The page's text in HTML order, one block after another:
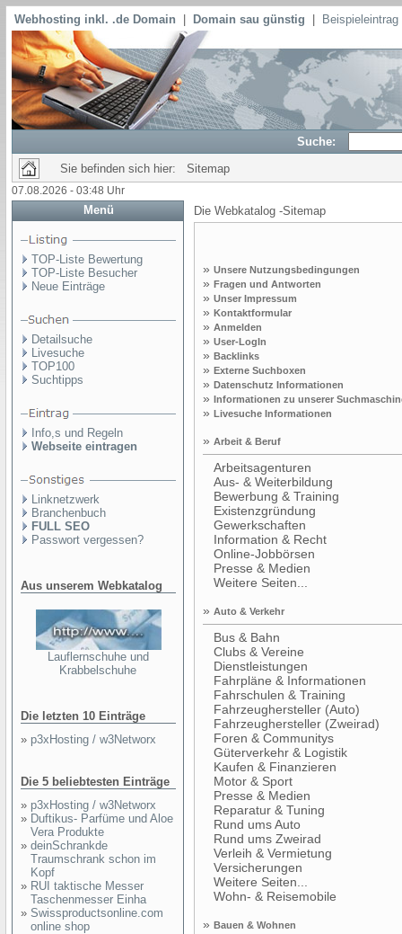
Webhosting inkl. .de Domain Domain sau günstig
Suche:
Sie befinden sich hier: Sitemap
07.08.2026 - 03:48 Uhr
Menü
TOP-Liste Bewertung
TOP-Liste Besucher
Neue Einträge
Detailsuche
Livesuche
TOP100
Suchtipps
Info,s und Regeln
Webseite eintragen
Linknetzwerk
Branchenbuch
FULL SEO
Passwort vergessen?
Aus unserem Webkatalog
Lauflernschuhe und
Krabbelschuhe
Die letzten 10 Einträge
» p3xHosting / w3Networx
Die 5 beliebtesten Einträge
» p3xHosting / w3Networx
» Duftikus- Parfüme und Aloe
Vera Produkte
» deinSchrankde
Traumschrank schon im
Kopf
» RUI taktische Messer
Taschenmesser Einha
» Swissproductsonline.com
online shop
Die Webkatalog -Sitemap
» Unsere Nutzungsbedingungen
» Fragen und Antworten
» Unser Impressum
» Kontaktformular
» Anmelden
» User-LogIn
» Backlinks
» Externe Suchboxen
» Datenschutz Informationen
» Informationen zu unserer
» Livesuche Informationen
» Arbeit & Beruf
Arbeitsagenturen
Aus- & Weiterbildung
Bewerbung & Training
Existenzgründung
Gewerkschaften
Information & Recht
Online-Jobbörsen
Presse & Medien
Weitere Seiten...
» Auto & Verkehr
Bus & Bahn
Clubs & Vereine
Dienstleistungen
Fahrpläne & Informationen
Fahrschulen & Training
Fahrzeughersteller (Auto)
Fahrzeughersteller (Zweirad)
Foren & Communitys
Güterverkehr & Logistik
Kaufen & Finanzieren
Motor & Sport
Presse & Medien
Reparatur & Tuning
Rund ums Auto
Rund ums Zweirad
Verleih & Vermietung
Versicherungen
Weitere Seiten...
Wohn- & Reisemobile
» Bauen & Wohnen